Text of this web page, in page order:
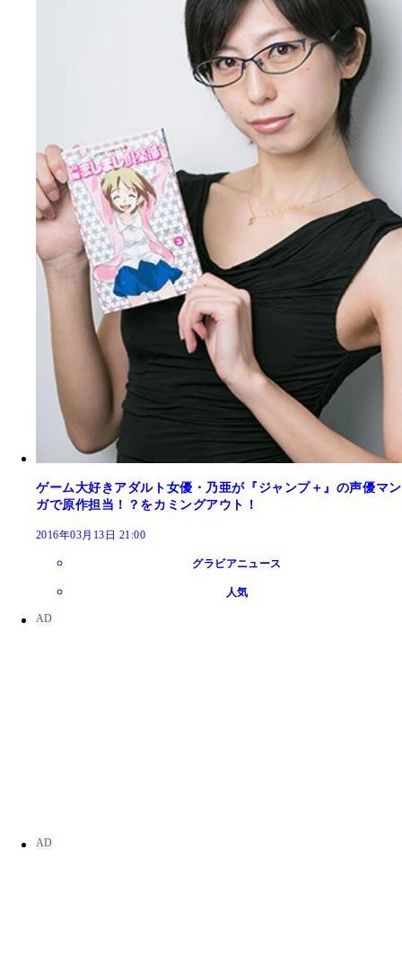
ゲーム大好きアダルト女優・乃亜が『ジャンプ＋』の声優マン
ガで原作担当！？をカミングアウト！
2016年03月13日 21:00
グラビアニュース
人気